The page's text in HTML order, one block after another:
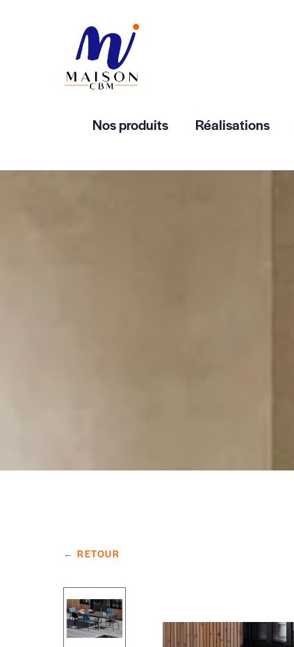
Nos produits Réalisations
← RETOUR